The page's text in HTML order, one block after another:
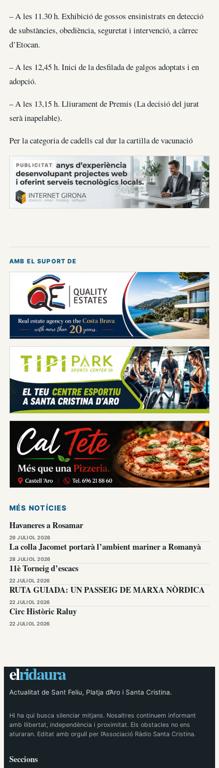
– A les 11.30 h. Exhibició de gossos ensinistrats en detecció
de substàncies, obediència, seguretat i intervenció, a càrrec
d’Etocan​.
– A les 12,45 h. Inici de la desfilada de galgos adoptats i en
adopció.
– A les 13,15 h. Lliurament de Premis (La decisió del jurat
serà inapelable).
Per la categoria de cadells cal dur la cartilla de vacunació
PUBLICITAT
AMB EL SUPORT DE
MÉS NOTÍCIES
Havaneres a Rosamar
29 JULIOL 2026
La colla Jacomet portarà l’ambient mariner a Romanyà
28 JULIOL 2026
11è Torneig d’escacs
22 JULIOL 2026
RUTA GUIADA: UN PASSEIG DE MARXA NÒRDICA
22 JULIOL 2026
Circ Històric Raluy
22 JULIOL 2026
elridaura
Actualitat de Sant Feliu, Platja d’Aro i Santa Cristina.
Hi ha qui busca silenciar mitjans. Nosaltres continuem informant
amb llibertat, independència i proximitat. Els obstacles no ens
aturaran. Editat amb orgull per l’Associació Ràdio Santa Cristina.
Seccions